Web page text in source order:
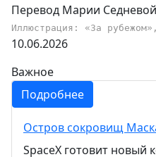
Перевод Марии Седневой
Иллюстрация: «За
10.06.2026
Важное
Подробнее
Остров сокровищ
SpaceX готовит новый